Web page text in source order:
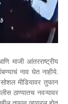
माजी आंतरराष्ट्रीय
नाव घेत नाहीये.
मीडियावर तुफान
ठाण्यातच नवऱ्यावर